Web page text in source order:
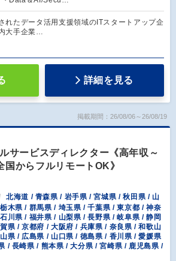
れたデータ活用支援領域のITスタートアップ企
大手企業…
詳細を見る
掲載期間：26/08/06～26/08/19
サービスディレクター《高年収～
からフルリモートOK》
北海道 / 青森県 / 岩手県 / 宮城県 / 秋田県 / 山
木県 / 群馬県 / 埼玉県 / 千葉県 / 東京都 / 神奈
川県 / 福井県 / 山梨県 / 長野県 / 岐阜県 / 静岡
県 / 京都府 / 大阪府 / 兵庫県 / 奈良県 / 和歌山
県 / 広島県 / 山口県 / 徳島県 / 香川県 / 愛媛県
/ 長崎県 / 熊本県 / 大分県 / 宮崎県 / 鹿児島県 /